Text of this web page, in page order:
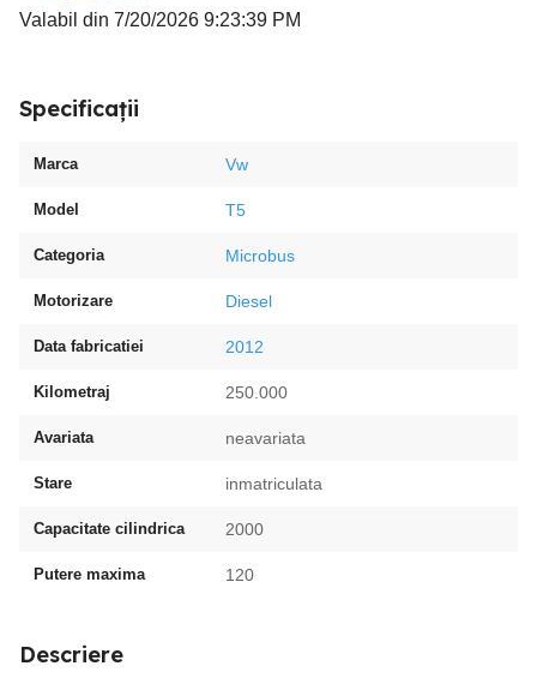
Valabil din 7/20/2026 9:23:39 PM
Specificații
Marca Vw
Model T5
Categoria Microbus
Motorizare Diesel
Data fabricatiei 2012
Kilometraj 250.000
Avariata neavariata
Stare inmatriculata
Capacitate cilindrica 2000
Putere maxima 120
Descriere